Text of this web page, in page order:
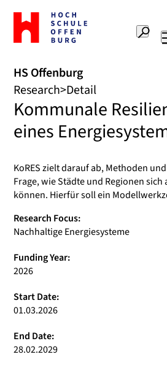
To
the
home
Offenburg
University
of
Applied
Sciences
HS Offenburg
Research Detail
Kommunale
eines
KoRES zielt darauf ab, Methoden
Frage, wie Städte und Regionen
können. Hierfür soll ein
Research Focus:
Nachhaltige Energiesysteme
Funding Year:
2026
Start Date:
01.03.2026
End Date:
28.02.2029